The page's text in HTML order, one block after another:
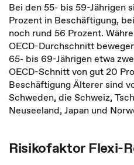
Bei den 55- bis 59-Jährigen
Prozent in Beschäftigung,
noch rund 56 Prozent.
OECD-Durchschnitt
65- bis 69-Jährigen etwa
OECD-Schnitt von gut 20
Beschäftigung Älterer sind
Schweden, die Schweiz,
Neuseeland, Japan und
Risikofaktor Flexi-